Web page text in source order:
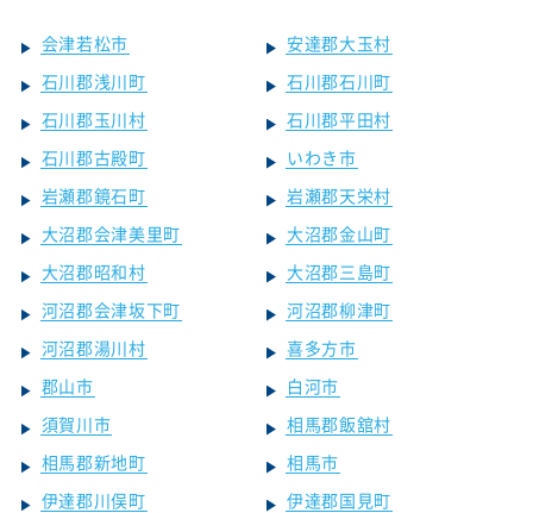
会津若松市
安達郡大玉村
石川郡浅川町
石川郡石川町
石川郡玉川村
石川郡平田村
石川郡古殿町
いわき市
岩瀬郡鏡石町
岩瀬郡天栄村
大沼郡会津美里町
大沼郡金山町
大沼郡昭和村
大沼郡三島町
河沼郡会津坂下町
河沼郡柳津町
河沼郡湯川村
喜多方市
郡山市
白河市
須賀川市
相馬郡飯舘村
相馬郡新地町
相馬市
伊達郡川俣町
伊達郡国見町